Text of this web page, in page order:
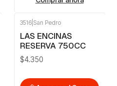
3516 San Pedro
LAS ENCINAS
RESERVA 750CC
$4.350